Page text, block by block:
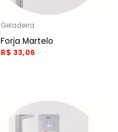
Geladeira
Forja Martelo
R$ 33,06